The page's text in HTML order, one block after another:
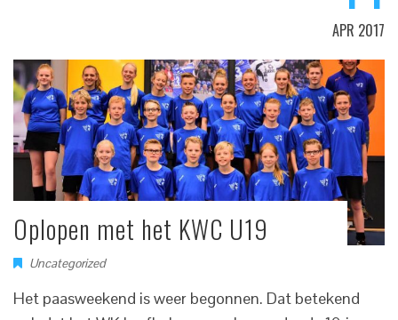
APR 2017
Oplopen met het KWC U19
Uncategorized
Het paasweekend is weer begonnen. Dat betekend